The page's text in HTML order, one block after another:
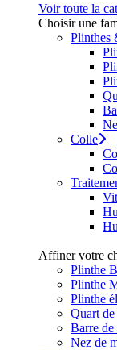
Voir toute la
Choisir une
Plinthes
Colle
Affiner votre
Plinthe
Plinthe
Plinthe
Quart
Barre de
Nez de